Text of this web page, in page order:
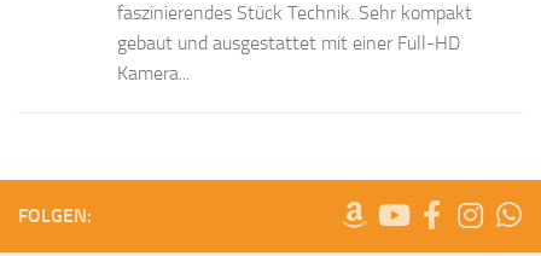
faszinierendes Stück Technik. Sehr kompakt
gebaut und ausgestattet mit einer Full-HD
Kamera...
FOLGEN: